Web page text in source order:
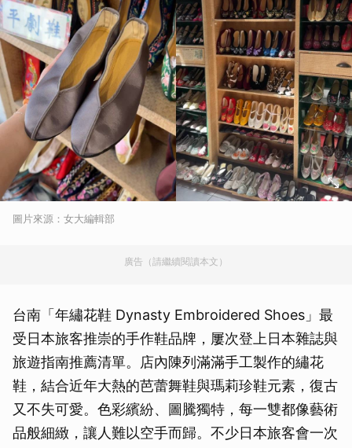
圖片來源：女大編輯部
廣告（請繼續閱讀本文）
台南「年繡花鞋 Dynasty Embroidered Shoes」最
受日本旅客推崇的手作鞋品牌，屢次登上日本雜誌與
旅遊指南推薦清單。店內陳列滿滿手工製作的繡花
鞋，結合近年大熱的芭蕾舞鞋與瑪莉珍鞋元素，復古
又不失可愛。色彩繽紛、圖騰獨特，每一雙都像藝術
品般細緻，讓人難以空手而歸。不少日本旅客會一次